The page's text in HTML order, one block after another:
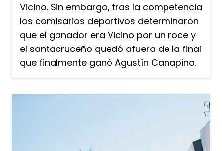
Vicino. Sin embargo, tras la competencia
los comisarios deportivos determinaron
que el ganador era Vicino por un roce y
el santacruceño quedó afuera de la final
que finalmente ganó Agustín Canapino.